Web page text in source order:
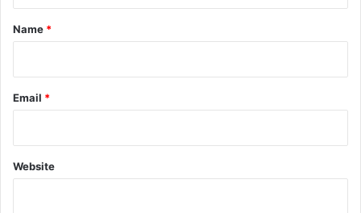
*
Name *
Email *
Website